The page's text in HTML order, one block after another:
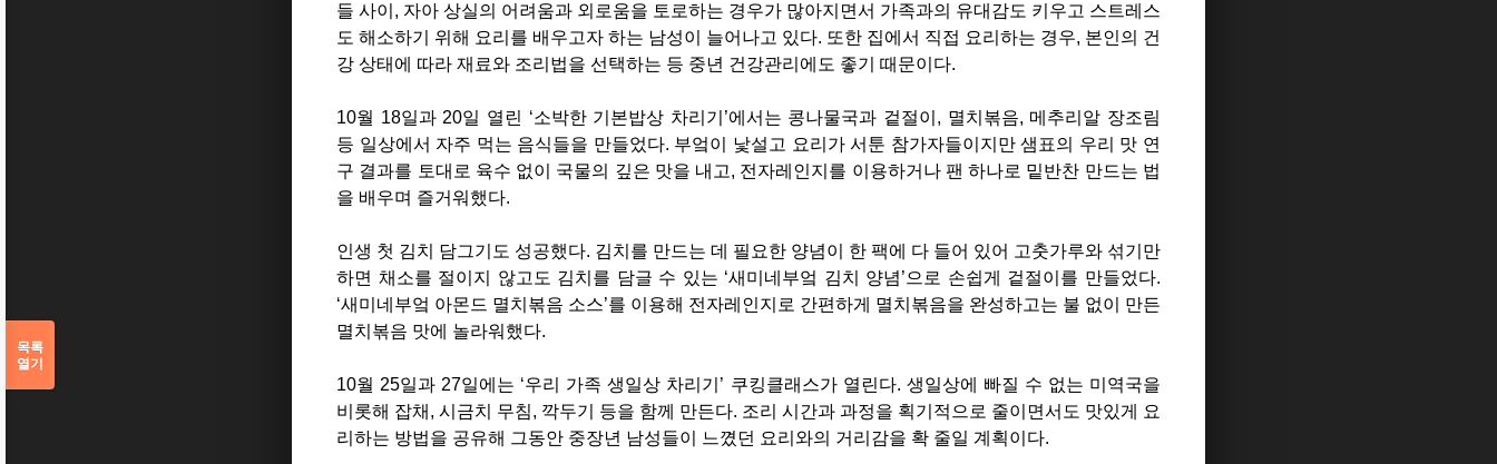
들 사이, 자아 상실의 어려움과 외로움을 토로하는 경우가 많아지면서 가족과의 유대감도 키우고 스트레스
도 해소하기 위해 요리를 배우고자 하는 남성이 늘어나고 있다. 또한 집에서 직접 요리하는 경우, 본인의 건
강 상태에 따라 재료와 조리법을 선택하는 등 중년 건강관리에도 좋기 때문이다.
10월 18일과 20일 열린 ‘소박한 기본밥상 차리기’에서는 콩나물국과 겉절이, 멸치볶음, 메추리알 장조림
등 일상에서 자주 먹는 음식들을 만들었다. 부엌이 낯설고 요리가 서툰 참가자들이지만 샘표의 우리 맛 연
구 결과를 토대로 육수 없이 국물의 깊은 맛을 내고, 전자레인지를 이용하거나 팬 하나로 밑반찬 만드는 법
을 배우며 즐거워했다.
인생 첫 김치 담그기도 성공했다. 김치를 만드는 데 필요한 양념이 한 팩에 다 들어 있어 고춧가루와 섞기만
하면 채소를 절이지 않고도 김치를 담글 수 있는 ‘새미네부엌 김치 양념’으로 손쉽게 겉절이를 만들었다.
‘새미네부엌 아몬드 멸치볶음 소스’를 이용해 전자레인지로 간편하게 멸치볶음을 완성하고는 불 없이 만든
멸치볶음 맛에 놀라워했다.
10월 25일과 27일에는 ‘우리 가족 생일상 차리기’ 쿠킹클래스가 열린다. 생일상에 빠질 수 없는 미역국을
비롯해 잡채, 시금치 무침, 깍두기 등을 함께 만든다. 조리 시간과 과정을 획기적으로 줄이면서도 맛있게 요
리하는 방법을 공유해 그동안 중장년 남성들이 느꼈던 요리와의 거리감을 확 줄일 계획이다.
목록
열기